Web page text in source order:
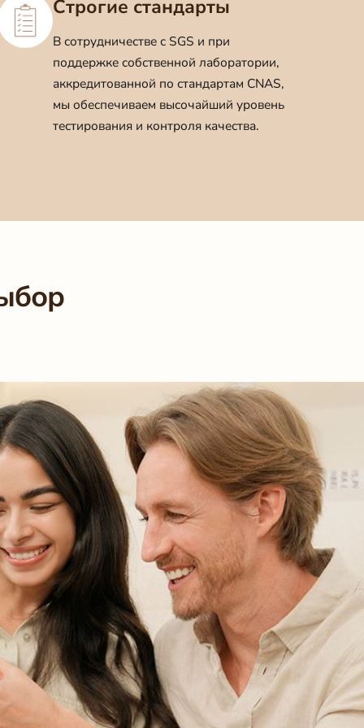
Строгие стандарты
В сотрудничестве с SGS и при
поддержке собственной лаборатории,
аккредитованной по стандартам CNAS,
мы обеспечиваем высочайший уровень
тестирования и контроля качества.